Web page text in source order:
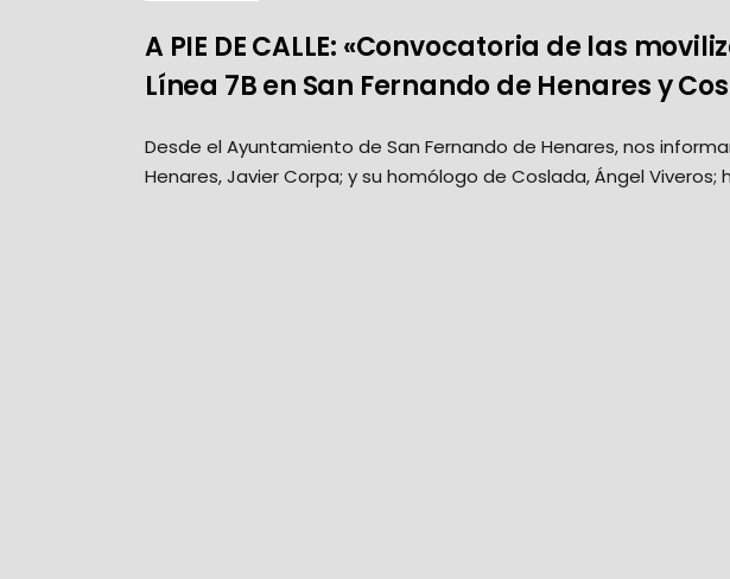
A PIE DE CALLE: «Convocatoria de las
Línea 7B en San Fernando de Henares y
Desde el Ayuntamiento de San Fernando de Henares, nos
Henares, Javier Corpa; y su homólogo de Coslada, Ángel